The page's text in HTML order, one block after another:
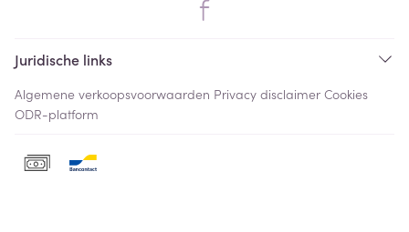
Juridische links
Algemene verkoopsvoorwaarden Privacy disclaimer Cookies
ODR-platform